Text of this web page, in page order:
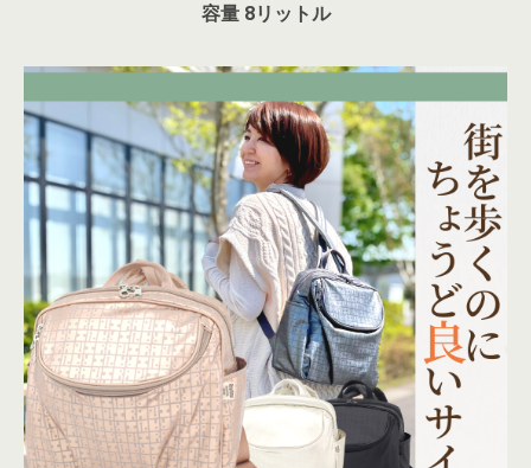
容量 8リットル